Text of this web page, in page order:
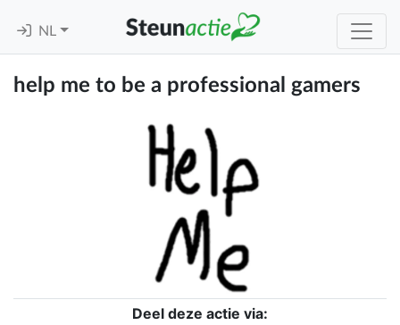
NL
help me to be a professional gamers
Deel deze actie via: